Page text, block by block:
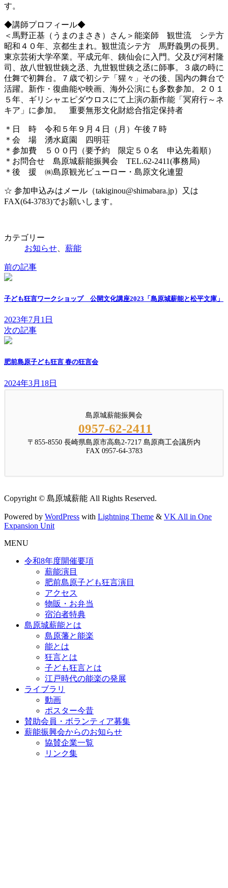
す。
◆講師プロフィール◆
＜馬野正基（うまのまさき）さん＞能楽師 観世流 シテ方
昭和４０年、京都生まれ。観世流シテ方 馬野義男の長男。
東京芸術大学卒業。平成元年、銕仙会に入門。父及び河村隆
司、故八世観世銕之丞、九世観世銕之丞に師事。３歳の時に
仕舞で初舞台。７歳で初シテ「猩々」その後、国内の舞台で
活躍。新作・復曲能や映画、海外公演にも多数参加。２０１
５年、ギリシャエピダウロスにて上演の新作能「冥府行～ネ
キア」に参加。 重要無形文化財総合指定保持者
＊日 時 令和５年９月４日（月）午後７時
＊会 場 湧水庭園 四明荘
＊参加費 ５００円（要予約 限定５０名 申込先着順）
＊お問合せ 島原城薪能振興会 TEL.62-2411(事務局)
＊後 援 ㈱島原観光ビューロー・島原文化連盟
☆ 参加申込みはメール（takiginou@shimabara.jp）又は
FAX(64-3783)でお願いします。
カテゴリー
お知らせ
薪能
前の記事
子ども狂言ワークショップ 公開文化講座2023「島原城薪能と松平文庫」
2023年7月1日
次の記事
肥前島原子ども狂言 春の狂言会
2024年3月18日
島原城薪能振興会
0957-62-2411
〒855-8550 長崎県島原市高島2-7217 島原商工会議所内
FAX 0957-64-3783
Copyright © 島原城薪能 All Rights Reserved.
Powered by WordPress with Lightning Theme & VK All in One
Expansion Unit
MENU
令和8年度開催要項
薪能演目
肥前島原子ども狂言演目
アクセス
物販・お弁当
宿泊者特典
島原城薪能とは
島原藩と能楽
能とは
狂言とは
子ども狂言とは
江戸時代の能楽の発展
ライブラリ
動画
ポスター今昔
賛助会員・ボランティア募集
薪能振興会からのお知らせ
協賛企業一覧
リンク集